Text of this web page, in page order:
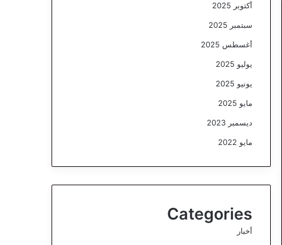
أكتوبر 2025
سبتمبر 2025
أغسطس 2025
يوليو 2025
يونيو 2025
مايو 2025
ديسمبر 2023
مايو 2022
Categories
أخبار